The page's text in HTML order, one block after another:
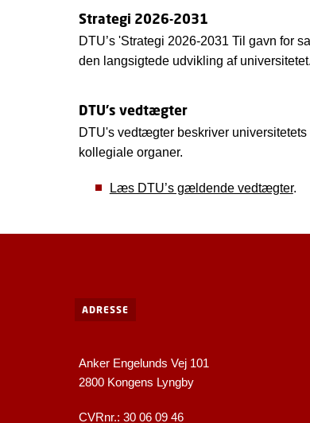
Strategi 2026-2031
DTU’s 'Strategi 2026-2031 Til gavn for
den langsigtede udvikling af
DTU's vedtægter
DTU's vedtægter beskriver
kollegiale organer.
Læs DTU’s gældende vedtægter.
ADRESSE
Anker Engelunds Vej 101
2800 Kongens Lyngby
CVRnr.: 30 06 09 46